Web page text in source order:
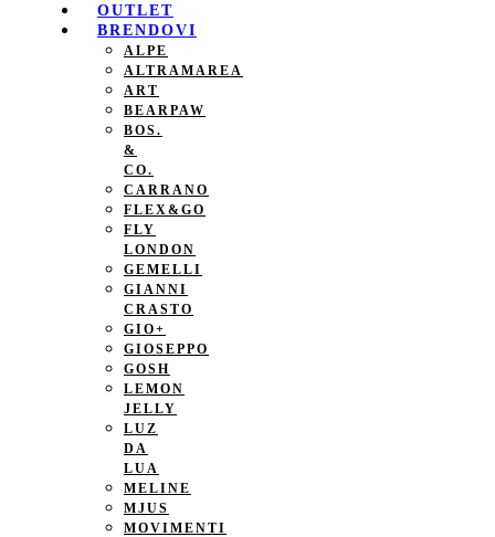
OUTLET
BRENDOVI
ALPE
ALTRAMAREA
ART
BEARPAW
BOS.
&
CO.
CARRANO
FLEX&GO
FLY
LONDON
GEMELLI
GIANNI
CRASTO
GIO+
GIOSEPPO
GOSH
LEMON
JELLY
LUZ
DA
LUA
MELINE
MJUS
MOVIMENTI